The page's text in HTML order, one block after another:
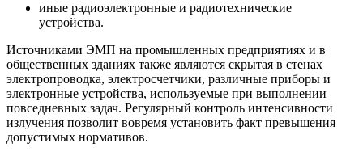
иные радиоэлектронные и радиотехнические
устройства.
Источниками ЭМП на промышленных предприятиях и в
общественных зданиях также являются скрытая в стенах
электропроводка, электросчетчики, различные приборы и
электронные устройства, используемые при выполнении
повседневных задач. Регулярный контроль интенсивности
излучения позволит вовремя установить факт превышения
допустимых нормативов.